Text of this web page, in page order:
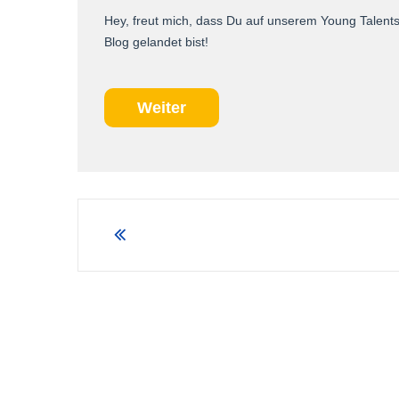
Hey, freut mich, dass Du auf unserem Young Talents
Blog gelandet bist!
Weiter